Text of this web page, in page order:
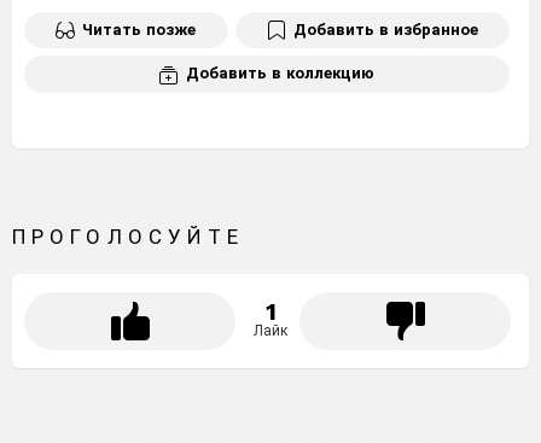
Читать позже Добавить в избранное
Добавить в коллекцию
ПРОГОЛОСУЙТЕ
1
Лайк